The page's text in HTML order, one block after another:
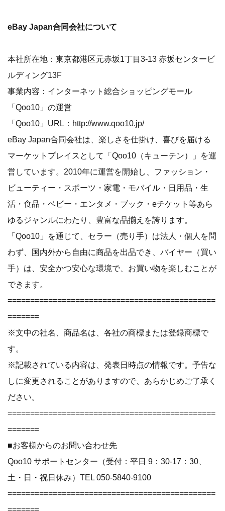
eBay Japan合同会社について
本社所在地：東京都港区元赤坂1丁目3-13 赤坂センタービ
ルディング13F
事業内容：インターネット総合ショッピングモール
「Qoo10」の運営
「Qoo10」URL： http://www.qoo10.jp/
eBay Japan合同会社は、楽しさを仕掛け、喜びを届ける
マーケットプレイスとして「Qoo10（キューテン）」を運
営しています。2010年に運営を開始し、ファッション・
ビューティー・スポーツ・家電・モバイル・日用品・生
活・食品・ベビー・エンタメ・ブック・eチケット等あら
ゆるジャンルにわたり、豊富な品揃えを誇ります。
「Qoo10」を通じて、セラー（売り手）は法人・個人を問
わず、国内外から自由に商品を出品でき、バイヤー（買い
手）は、安全かつ安心な環境で、お買い物を楽しむことが
できます。
==============================================
=======
※文中の社名、商品名は、各社の商標または登録商標で
す。
※記載されている内容は、発表日時点の情報です。予告な
しに変更されることがありますので、あらかじめご了承く
ださい。
==============================================
=======
■お客様からのお問い合わせ先
Qoo10 サポートセンター（受付：平日 9：30-17：30、
土・日・祝日休み）TEL 050-5840-9100
==============================================